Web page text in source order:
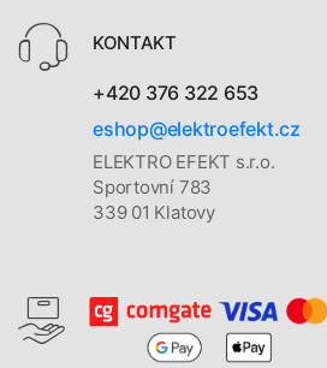
KONTAKT
+420 376 322 653
eshop@elektroefekt.cz
ELEKTRO EFEKT s.r.o.
Sportovní 783
339 01 Klatovy